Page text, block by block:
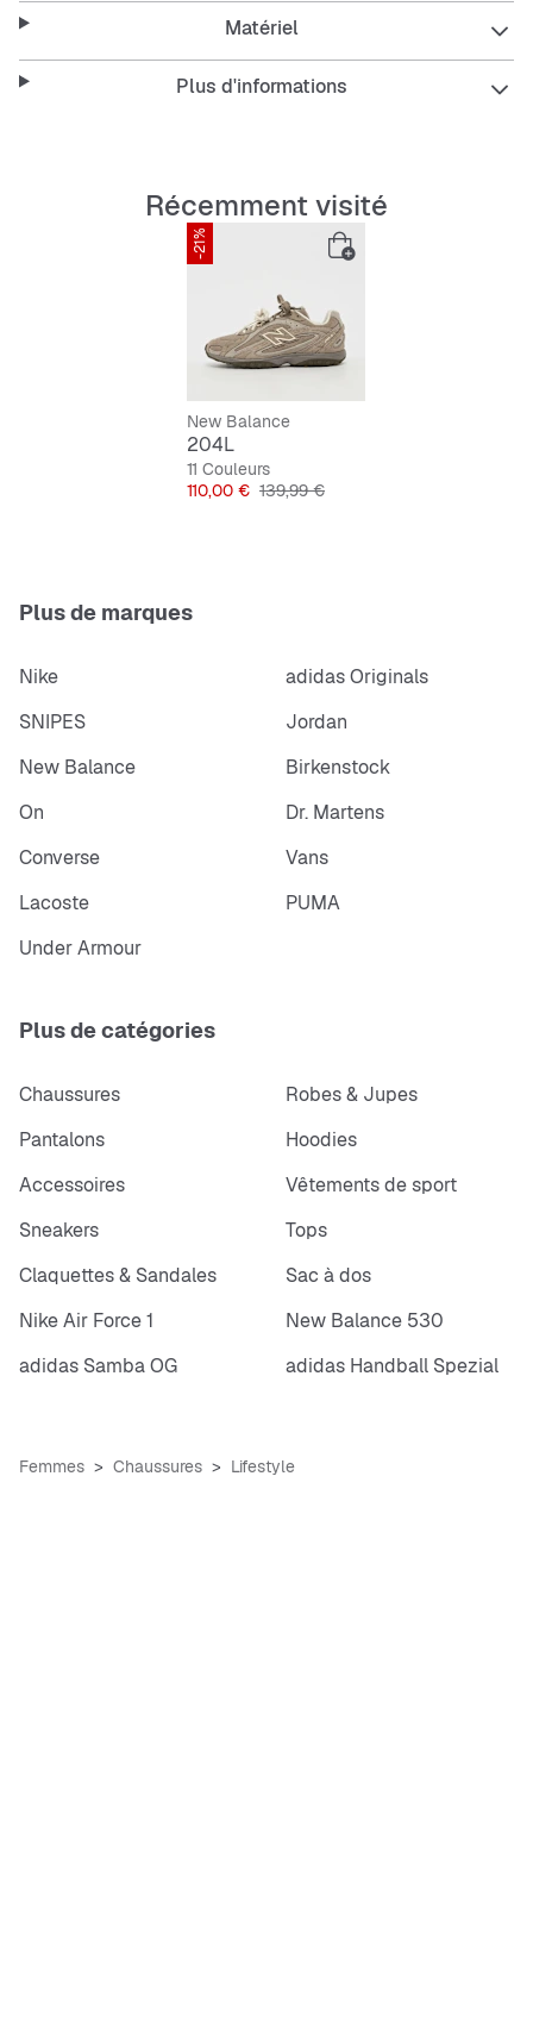
Parfaite si tu cherches un confort durable.
Features:
Matériau léger
Semelle intérieure amortissante
Semelle extérieure antidérapante
Facile à entretenir et durable
Matériel
Plus d'informations
Récemment visité
-21%
New Balance
204L
11 Couleurs
Prix
110,00 € Prix original
139,99 €
Plus de marques
Nike
adidas Originals
SNIPES
Jordan
New Balance
Birkenstock
On
Dr. Martens
Converse
Vans
Lacoste
PUMA
Under Armour
Plus de catégories
Chaussures
Robes & Jupes
Pantalons
Hoodies
Accessoires
Vêtements de sport
Sneakers
Tops
Claquettes & Sandales
Sac à dos
Nike Air Force 1
New Balance 530
adidas Samba OG
adidas Handball Spezial
Femmes Chaussures Lifestyle